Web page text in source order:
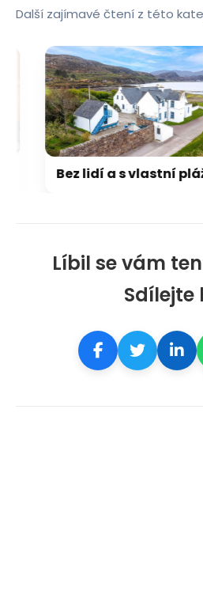
Líbil se vám
Sdílejte
Další zajímavé čtení z této
Bez lidí a s vlastní